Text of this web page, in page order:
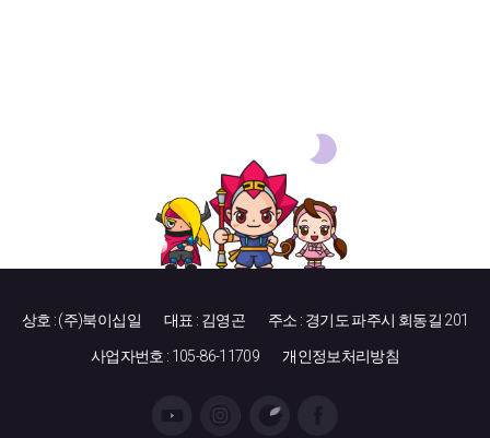
상호 : (주)북이십일 대표 : 김영곤 주소 : 경기도 파주시 회동길 201
사업자번호 : 105-86-11709 개인정보처리방침